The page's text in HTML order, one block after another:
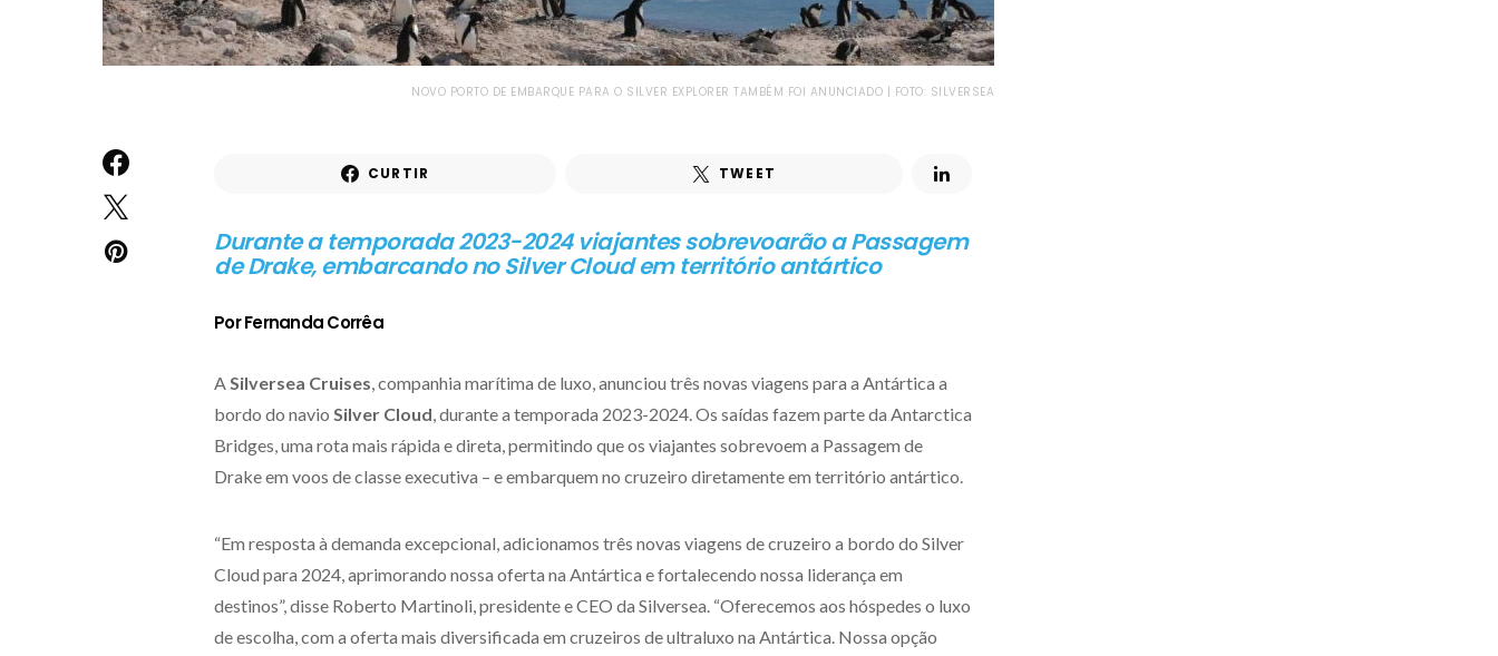
NOVO PORTO DE EMBARQUE PARA O SILVER EXPLORER TAMBÉM FOI ANUNCIADO | FOTO: SILVERSEA
CURTIR TWEET
Durante a temporada 2023-2024 viajantes sobrevoarão a Passagem
de Drake, embarcando no Silver Cloud em território antártico
Por Fernanda Corrêa
ASilversea Cruises, companhia marítima de luxo, anunciou três novas viagens para a Antártica a
bordo do navio Silver Cloud, durante a temporada 2023-2024. Os saídas fazem parte da Antarctica
Bridges, uma rota mais rápida e direta, permitindo que os viajantes sobrevoem a Passagem de
Drake em voos de classe executiva – e embarquem no cruzeiro diretamente em território antártico.
“Em resposta à demanda excepcional, adicionamos três novas viagens de cruzeiro a bordo do Silver
Cloud para 2024, aprimorando nossa oferta na Antártica e fortalecendo nossa liderança em
destinos”, disse Roberto Martinoli, presidente e CEO da Silversea. “Oferecemos aos hóspedes o luxo
de escolha, com a oferta mais diversificada em cruzeiros de ultraluxo na Antártica. Nossa opção